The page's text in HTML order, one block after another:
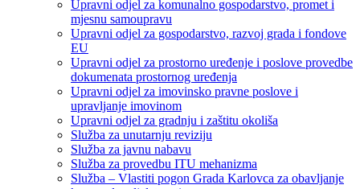
Upravni odjel za komunalno gospodarstvo, promet i
mjesnu samoupravu
Upravni odjel za gospodarstvo, razvoj grada i fondove
EU
Upravni odjel za prostorno uređenje i poslove provedbe
dokumenata prostornog uređenja
Upravni odjel za imovinsko pravne poslove i
upravljanje imovinom
Upravni odjel za gradnju i zaštitu okoliša
Služba za unutarnju reviziju
Služba za javnu nabavu
Služba za provedbu ITU mehanizma
Služba – Vlastiti pogon Grada Karlovca za obavljanje